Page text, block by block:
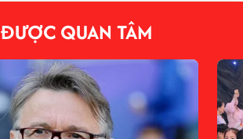
ĐƯỢC QUAN TÂM